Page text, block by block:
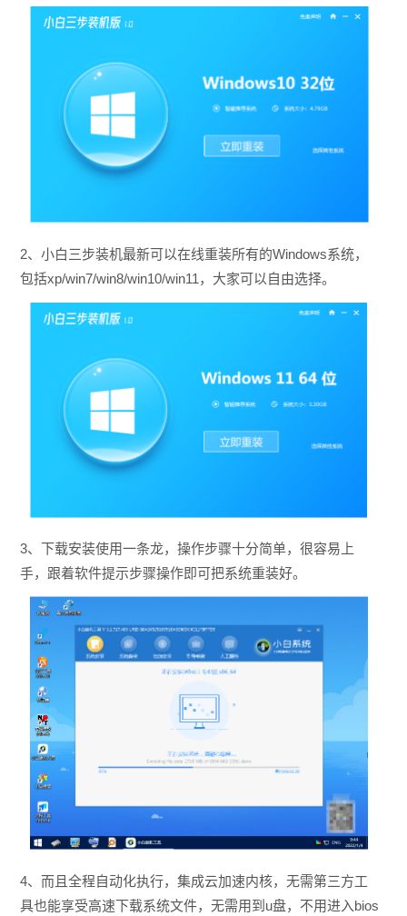
2、小白三步装机最新可以在线重装所有的Windows系统，
包括xp/win7/win8/win10/win11，大家可以自由选择。
3、下载安装使用一条龙，操作步骤十分简单，很容易上
手，跟着软件提示步骤操作即可把系统重装好。
4、而且全程自动化执行，集成云加速内核，无需第三方工
具也能享受高速下载系统文件，无需用到u盘，不用进入bios